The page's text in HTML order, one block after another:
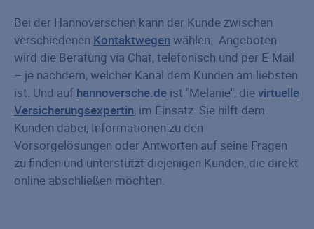
Bei der Hannoverschen kann der Kunde zwischen
verschiedenen Kontaktwegenwählen: Angeboten
wird die Beratung via Chat, telefonisch und per E-Mail
– je nachdem, welcher Kanal dem Kunden am liebsten
ist. Und auf hannoversche.de ist "Melanie", die virtuelle
Versicherungsexpertin, im Einsatz. Sie hilft dem
Kunden dabei, Informationen zu den
Vorsorgelösungen oder Antworten auf seine Fragen
zu finden und unterstützt diejenigen Kunden, die direkt
online abschließen möchten.